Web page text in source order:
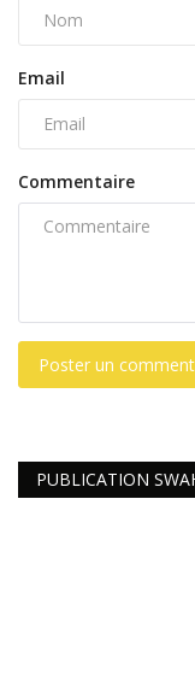
Email
Commentaire
Poster un
PUBLICATION